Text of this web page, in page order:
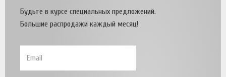
Будьте в курсе специальных предложений.
Большие распродажи каждый месяц!